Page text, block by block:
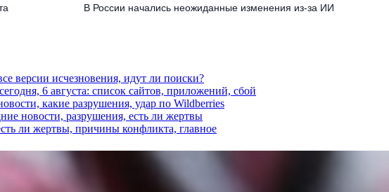
В России начались неожиданные изменения из-за ИИ
версии исчезновения, идут ли поиски?
6 августа: список сайтов, приложений, сбой
какие разрушения, удар по Wildberries
новости, разрушения, есть ли жертвы
ли жертвы, причины конфликта, главное